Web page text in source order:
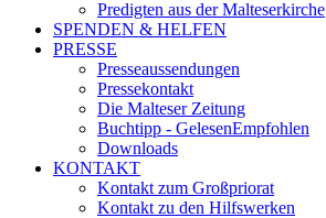
Predigten aus der Malteserkirche
SPENDEN & HELFEN
PRESSE
Presseaussendungen
Pressekontakt
Die Malteser Zeitung
Buchtipp - GelesenEmpfohlen
Downloads
KONTAKT
Kontakt zum Großpriorat
Kontakt zu den Hilfswerken